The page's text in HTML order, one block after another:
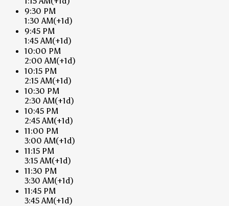
9:30 PM
1:30 AM(+1d)
9:45 PM
1:45 AM(+1d)
10:00 PM
2:00 AM(+1d)
10:15 PM
2:15 AM(+1d)
10:30 PM
2:30 AM(+1d)
10:45 PM
2:45 AM(+1d)
11:00 PM
3:00 AM(+1d)
11:15 PM
3:15 AM(+1d)
11:30 PM
3:30 AM(+1d)
11:45 PM
3:45 AM(+1d)